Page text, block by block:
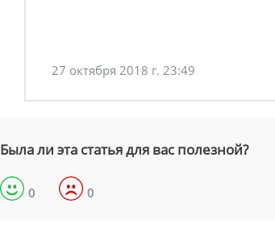
27 октября 2018 г. 23:49
Была ли эта статья для вас полезной?
0 0